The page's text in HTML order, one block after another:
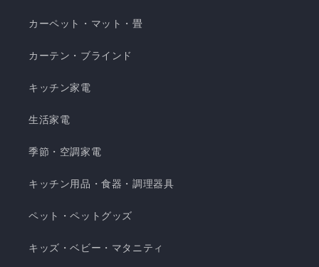
カーペット・マット・畳
カーテン・ブラインド
キッチン家電
生活家電
季節・空調家電
キッチン用品・食器・調理器具
ペット・ペットグッズ
キッズ・ベビー・マタニティ